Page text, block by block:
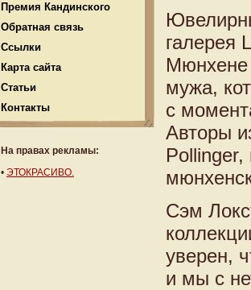
Премия Кандинского
Обратная связь
Ссылки
Карта сайта
Статьи
Контакты
На правах рекламы:
• ЭТОКРАСИВО.
галерея
Мюнхене
мужа,
с
Авторы
Сэм
уверен,
и мы с